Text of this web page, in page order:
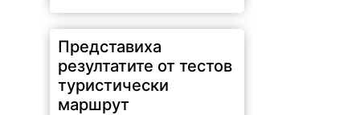
Представиха
резултатите от тестов
туристически
маршрут